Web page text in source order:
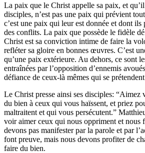
La paix que le Christ appelle sa paix, et qu’il
disciples, n’est pas une paix qui prévient
c’est une paix qui leur est donnée et dont
des conflits. La paix que possède le fidèle
Christ est sa conviction intime de faire la
refléter sa gloire en bonnes œuvres. C’est
qu’une paix extérieure. Au dehors, ce sont
entraînées par l’opposition d’ennemis
défiance de ceux-là mêmes qui se
Le Christ presse ainsi ses disciples:
du bien à ceux qui vous haïssent, et priez
maltraitent et qui vous persécutent.”
voir aimer ceux qui nous oppriment et nous
devons pas manifester par la parole et par
font preuve, mais nous devons profiter de
faire du bien.